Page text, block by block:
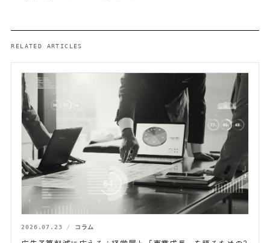
RELATED ARTICLES
2026.07.23 コラム